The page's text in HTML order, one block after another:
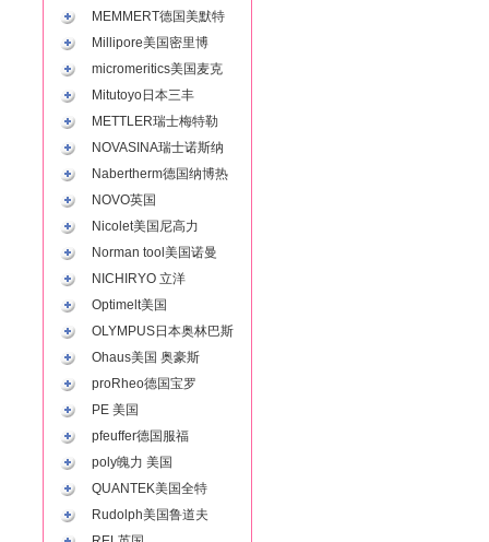
MEMMERT德国美默特
Millipore美国密里博
micromeritics美国麦克
Mitutoyo日本三丰
METTLER瑞士梅特勒
NOVASINA瑞士诺斯纳
Nabertherm德国纳博热
NOVO英国
Nicolet美国尼高力
Norman tool美国诺曼
NICHIRYO 立洋
Optimelt美国
OLYMPUS日本奥林巴斯
Ohaus美国 奥豪斯
proRheo德国宝罗
PE 美国
pfeuffer德国服福
poly魄力 美国
QUANTEK美国全特
Rudolph美国鲁道夫